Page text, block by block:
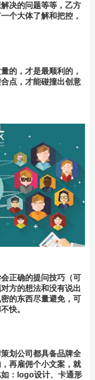
决的问题等等，乙方
个大体了解和把控，
的，才是最顺利的，
点，才能碰撞出创意
正确的提问技巧（可
方的想法和没有说出
的东西尽量避免，可
快。
划公司都具备品牌全
再雇佣个小文案，就
：logo设计、卡通形